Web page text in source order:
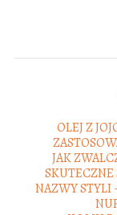
OLEJ Z
JAK
SKUTECZNE
NAZWY STYLI